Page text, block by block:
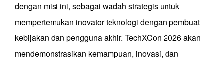
dengan misi ini, sebagai wadah strategis untuk
mempertemukan inovator teknologi dengan pembuat
kebijakan dan pengguna akhir. TechXCon 2026 akan
mendemonstrasikan kemampuan, inovasi, dan